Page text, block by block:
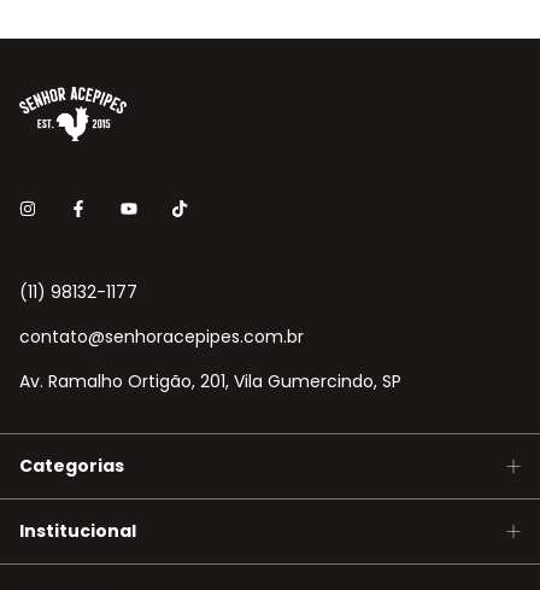
(11) 98132-1177
contato@senhoracepipes.com.br
Av. Ramalho Ortigão, 201, Vila Gumercindo, SP
Categorias
Institucional